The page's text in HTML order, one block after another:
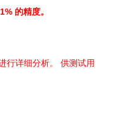
的精度。
行详细分析。 供测试用